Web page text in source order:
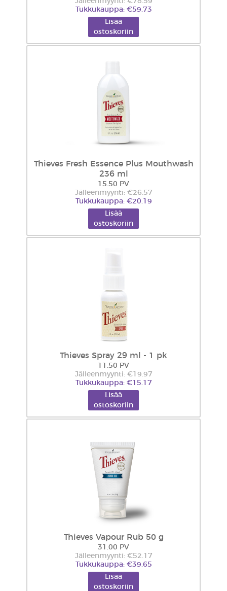
Tukkukauppa: €59.73
Lisää
ostoskoriin
Thieves Fresh Essence Plus Mouthwash
236 ml
15.50 PV
Jälleenmyynti: €26.57
Tukkukauppa: €20.19
Lisää
ostoskoriin
Thieves Spray 29 ml - 1 pk
11.50 PV
Jälleenmyynti: €19.97
Tukkukauppa: €15.17
Lisää
ostoskoriin
Thieves Vapour Rub 50 g
31.00 PV
Jälleenmyynti: €52.17
Tukkukauppa: €39.65
Lisää
ostoskoriin